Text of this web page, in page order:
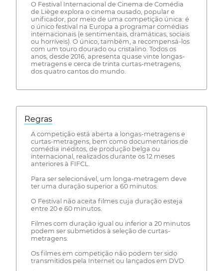
O Festival Internacional de Cinema de Comédia
de Liège explora o cinema ousado, popular e
unificador, por meio de uma competição única: é
o único festival na Europa a programar comédias
internacionais (e sentimentais, dramáticas, sociais
ou horríveis). O único, também, a recompensá-los
com um touro dourado ou cristalino. Todos os
anos, desde 2016, apresenta quase vinte longas-
metragens e cerca de trinta curtas-metragens,
dos quatro cantos do mundo.
Regras
A competição está aberta a longas-metragens e
curtas-metragens, bem como documentários de
comédia inéditos, de produção belga ou
internacional, realizados durante os 12 meses
anteriores à FIFCL.
Para ser selecionável, um longa-metragem deve
ter uma duração superior a 60 minutos.
O Festival não aceita filmes cuja duração esteja
entre 20 e 60 minutos.
Filmes com duração igual ou inferior a 20 minutos
podem ser submetidos à seleção de curtas-
metragens.
Os filmes em competição não podem ter sido
transmitidos pela Internet ou lançados em DVD.